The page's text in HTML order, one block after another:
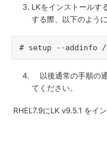
LKをインストールす
する際、以下のよう
# setup --addinfo
以後通常の手順の
てください。
RHEL7.9にLK v9.5.1 をイ